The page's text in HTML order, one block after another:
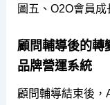
圖五、O2O會員成
顧問輔導後的轉
品牌營運系統
顧問輔導結束後，